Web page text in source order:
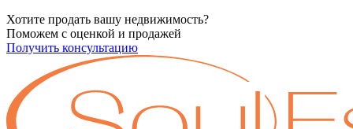
Хотите продать вашу недвижимость?
Поможем с оценкой и продажей
Получить консультацию